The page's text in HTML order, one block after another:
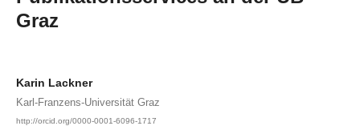
Graz
Karin Lackner
Karl-Franzens-Universität Graz
http://orcid.org/0000-0001-6096-1717